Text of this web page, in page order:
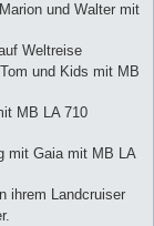
und Walter mit
Weltreise
und Kids mit MB
MB LA 710
mit Gaia mit MB LA
ihrem Landcruiser